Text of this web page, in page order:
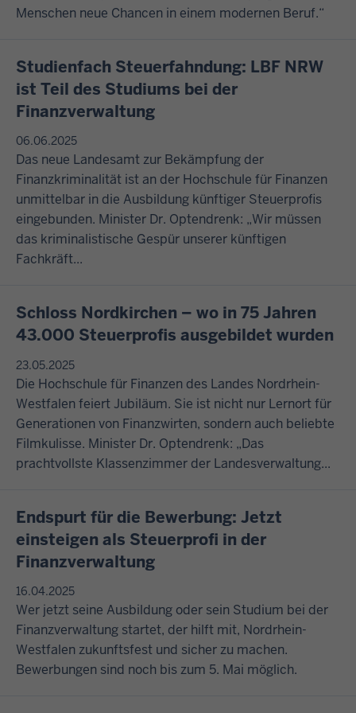
Menschen neue Chancen in einem modernen Beruf.“
Studienfach Steuerfahndung: LBF NRW
ist Teil des Studiums bei der
Finanzverwaltung
06.06.2025
Das neue Landesamt zur Bekämpfung der
Finanzkriminalität ist an der Hochschule für Finanzen
unmittelbar in die Ausbildung künftiger Steuerprofis
eingebunden. Minister Dr. Optendrenk: „Wir müssen
das kriminalistische Gespür unserer künftigen
Fachkräft...
Schloss Nordkirchen – wo in 75 Jahren
43.000 Steuerprofis ausgebildet wurden
23.05.2025
Die Hochschule für Finanzen des Landes Nordrhein-
Westfalen feiert Jubiläum. Sie ist nicht nur Lernort für
Generationen von Finanzwirten, sondern auch beliebte
Filmkulisse. Minister Dr. Optendrenk: „Das
prachtvollste Klassenzimmer der Landesverwaltung...
Endspurt für die Bewerbung: Jetzt
einsteigen als Steuerprofi in der
Finanzverwaltung
16.04.2025
Wer jetzt seine Ausbildung oder sein Studium bei der
Finanzverwaltung startet, der hilft mit, Nordrhein-
Westfalen zukunftsfest und sicher zu machen.
Bewerbungen sind noch bis zum 5. Mai möglich.